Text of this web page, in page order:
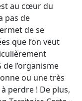
au cœur du
pas de
de se
que l’on veut
l’organisme
ou une très
perdre ! De plus,